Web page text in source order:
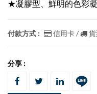
★凝膠型、鮮明的色彩
付款方式 : 信用卡 /
分享 :